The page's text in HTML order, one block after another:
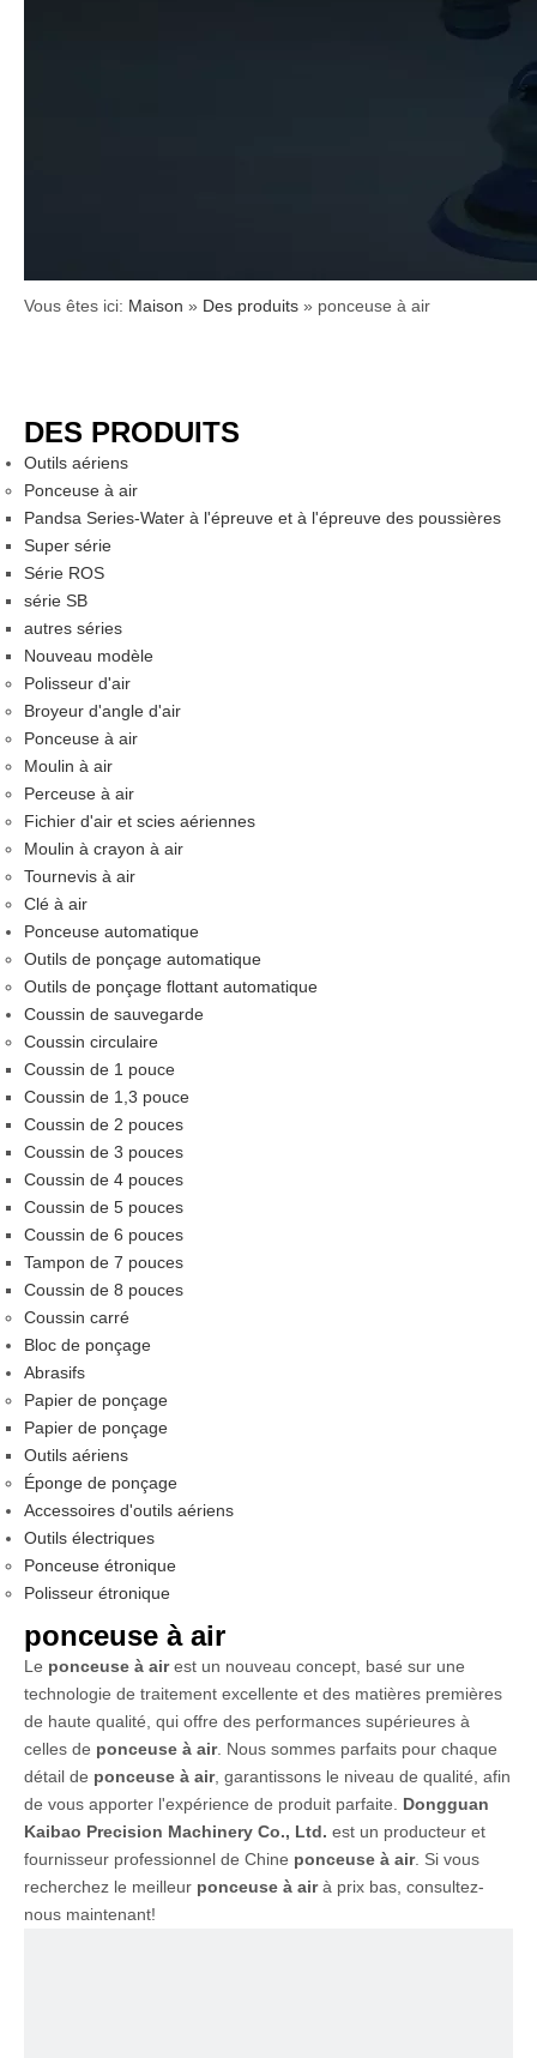
Vous êtes ici: Maison » Des produits » ponceuse à air
DES PRODUITS
Outils aériens
Ponceuse à air
Pandsa Series-Water à l'épreuve et à l'épreuve des poussières
Super série
Série ROS
série SB
autres séries
Nouveau modèle
Polisseur d'air
Broyeur d'angle d'air
Ponceuse à air
Moulin à air
Perceuse à air
Fichier d'air et scies aériennes
Moulin à crayon à air
Tournevis à air
Clé à air
Ponceuse automatique
Outils de ponçage automatique
Outils de ponçage flottant automatique
Coussin de sauvegarde
Coussin circulaire
Coussin de 1 pouce
Coussin de 1,3 pouce
Coussin de 2 pouces
Coussin de 3 pouces
Coussin de 4 pouces
Coussin de 5 pouces
Coussin de 6 pouces
Tampon de 7 pouces
Coussin de 8 pouces
Coussin carré
Bloc de ponçage
Abrasifs
Papier de ponçage
Papier de ponçage
Outils aériens
Éponge de ponçage
Accessoires d'outils aériens
Outils électriques
Ponceuse étronique
Polisseur étronique
ponceuse à air
Le ponceuse à airest un nouveau concept, basé sur une
technologie de traitement excellente et des matières premières
de haute qualité, qui offre des performances supérieures à
celles de ponceuse à air. Nous sommes parfaits pour chaque
détail de ponceuse à air, garantissons le niveau de qualité, afin
de vous apporter l'expérience de produit parfaite. Dongguan
Kaibao Precision Machinery Co., Ltd. est un producteur et
fournisseur professionnel de Chine ponceuse à air. Si vous
recherchez le meilleur ponceuse à airà prix bas, consultez-
nous maintenant!